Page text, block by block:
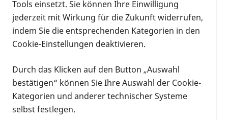
Am 24.02.2026 nimmt die Interessenvertretung von
PRO RETINA Deutschland e.V. am 5. Diversity in
Health Congress teil. Der Kongress bietet eine
thematisieren. Im Mittelpunkt stehen Facetten von
Diversität wie Geschlecht, Alter, sexuelle
Orientierung, ethnische Herkunft, Religion und
Weltanschauung, Behinderung oder soziale
Tools einsetzt. Sie können Ihre Einwilligung
jederzeit mit Wirkung für die Zukunft widerrufen,
indem Sie die entsprechenden Kategorien in den
Cookie-Einstellungen deaktivieren.
Durch das Klicken auf den Button „Auswahl
bestätigen“ können Sie Ihre Auswahl der Cookie-
Kategorien und anderer technischer Systeme
selbst festlegen.